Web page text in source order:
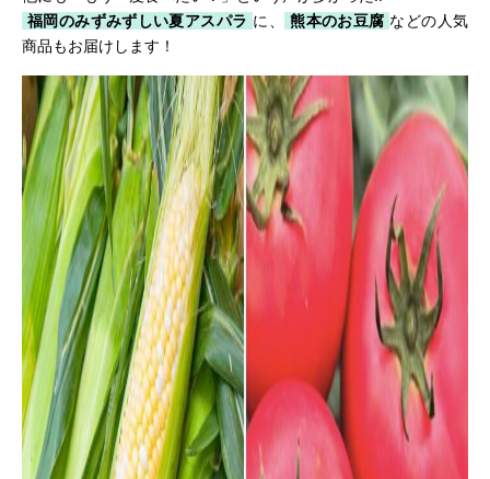
福岡のみずみずしい夏アスパラ に、 熊本のお豆腐 などの人気
商品もお届けします！